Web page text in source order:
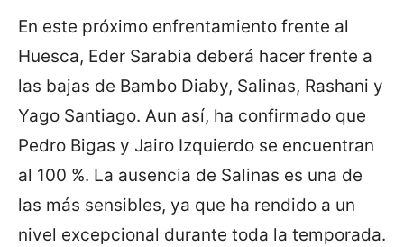
En este próximo enfrentamiento frente al
Huesca, Eder Sarabia deberá hacer frente a
las bajas de Bambo Diaby, Salinas, Rashani y
Yago Santiago. Aun así, ha confirmado que
Pedro Bigas y Jairo Izquierdo se encuentran
al 100 %. La ausencia de Salinas es una de
las más sensibles, ya que ha rendido a un
nivel excepcional durante toda la temporada.